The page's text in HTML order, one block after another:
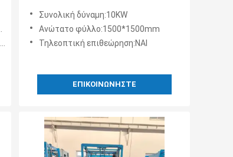
Flop υψηλής ταχύτητας για
αποφυγή στρέβλωσης της
σανίδας
Συνολική δύναμη:10KW
Ανώτατο φύλλο:1500*1500mm
Τηλεοπτική επιθεώρηση:ΝΑΙ
ΕΠΙΚΟΙΝΩΝΉΣΤΕ